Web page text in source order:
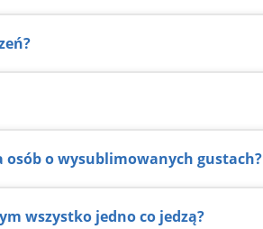
osób o wysublimowanych gustach?
wszystko jedno co jedzą?